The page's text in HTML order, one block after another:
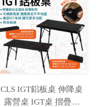
CLS IGT鋁板桌 伸降桌
露營桌 IGT桌 摺疊桌